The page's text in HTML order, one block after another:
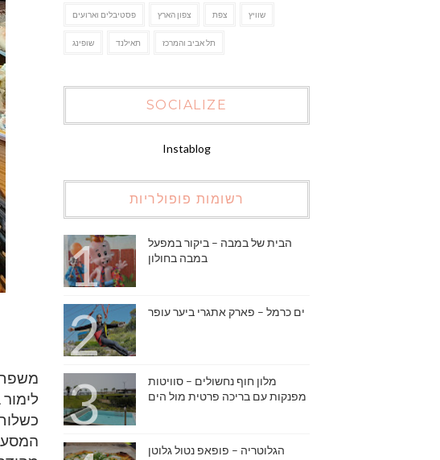
פסטיבלים וארועים צפון הארץ צפת שוויץ
שופינג תאילנד תל אביב והמרכז
SOCIALIZE
Instablog
רשומות פופולריות
הבית של במבה – ביקור במפעל
במבה בחולון
ים כרמל – פארק אתגרי ביער עופר
מלון חוף נחשולים – סוויטות
מפנקות עם בריכה פרטית מול הים
הגלוטריה – פופאפ נטול גלוטן